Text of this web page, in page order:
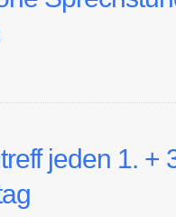
jeden 1. +